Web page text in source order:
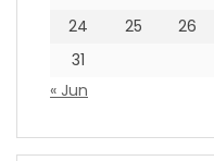
24
25 26
31
« Jun